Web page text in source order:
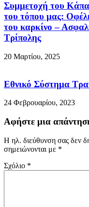
Συμμετοχή του
του τόπου μας:
του καρκίνο –
Τρίπολης
20 Μαρτίου, 2025
Εθνικό Σύστημα
24 Φεβρουαρίου, 2023
Αφήστε μια
Η ηλ. διεύθυνση σας δεν
σημειώνονται με *
Σχόλιο *